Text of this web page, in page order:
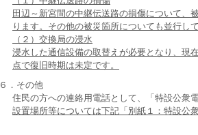
田辺～新宮間の中継伝送路の損傷について、
ります。その他の被災箇所についても並行し
（２）交換局の浸水
浸水した通信設備の取替えが必要となり、現
点で復旧時期は未定です。
６．その他
住民の方への連絡用電話として、「特設公衆
設置場所等については下記「別紙１：特設公